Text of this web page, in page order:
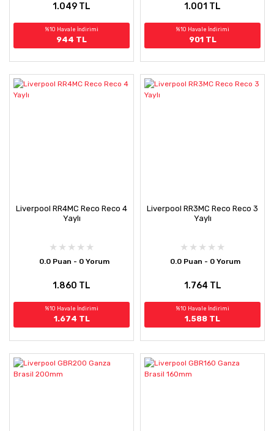
1.049 TL
%10 Havale İndirimi
944 TL
1.001 TL
%10 Havale İndirimi
901 TL
Liverpool RR4MC Reco Reco 4
Yaylı
0.0 Puan - 0 Yorum
1.860 TL
%10 Havale İndirimi
1.674 TL
Liverpool RR3MC Reco Reco 3
Yaylı
0.0 Puan - 0 Yorum
1.764 TL
%10 Havale İndirimi
1.588 TL